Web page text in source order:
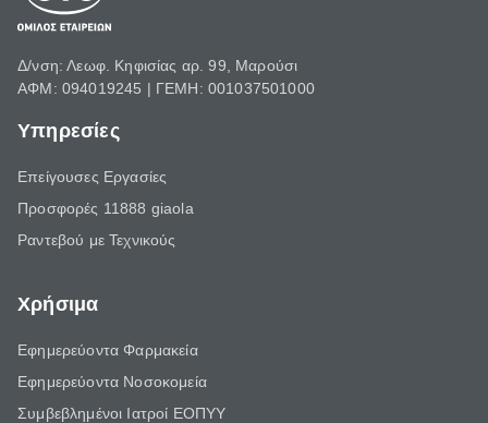
Δ/νση: Λεωφ. Κηφισίας αρ. 99, Μαρούσι
ΑΦΜ: 094019245 | ΓΕΜΗ: 001037501000
Υπηρεσίες
Επείγουσες Εργασίες
Προσφορές 11888 giaola
Ραντεβού με Τεχνικούς
Χρήσιμα
Εφημερεύοντα Φαρμακεία
Εφημερεύοντα Νοσοκομεία
Συμβεβλημένοι Ιατροί ΕΟΠΥΥ